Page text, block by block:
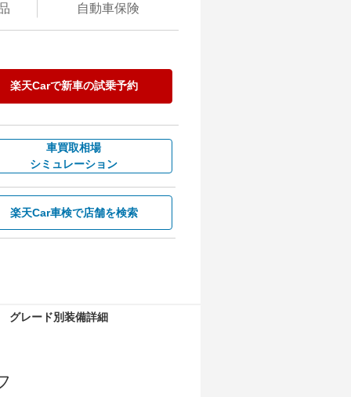
自動車保険
楽天Carで新車の試乗予約
車買取相場
シミュレーション
楽天Car車検で店舗を検索
グレード別装備詳細